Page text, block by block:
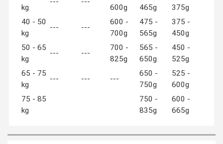
kg
600g
465g
375g
40 - 50
kg
--- ---
600 -
700g
475 -
565g
375 -
450g
50 - 65
kg
--- ---
700 -
825g
565 -
650g
450 -
525g
65 - 75
kg
--- --- ---
650 -
750g
525 -
600g
75 - 85
kg
750 -
835g
600 -
665g